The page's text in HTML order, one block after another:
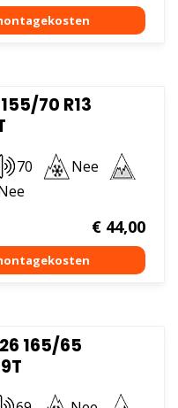
70 R13
70
Nee
€44,00
165/65